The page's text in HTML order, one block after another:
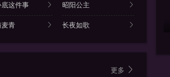
这件事 昭阳公主
麦青 长夜如歌
更多